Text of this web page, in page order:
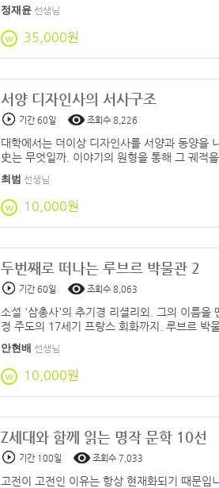
정재윤 선생님
35,000원
서양 디자인사의 서사구조
기간 60일 조회수 8,226
대학에서는 더이상 디자인사를 서양과 동양을
史는 무엇일까. 이야기의 원형을 통해 그 궤적
최범 선생님
10,000원
두번째로 떠나는 루브르 박물관 2
기간 60일 조회수 8,063
소설 '삼총사'의 추기경 리셜리외. 그의 이름
정 주도의 17세기 프랑스 회화까지. 루브르 박
안현배 선생님
10,000원
Z세대와 함께 읽는 명작 문학 10선
기간 100일 조회수 7,033
고전이 고전인 이유는 항상 현재화되기 때문